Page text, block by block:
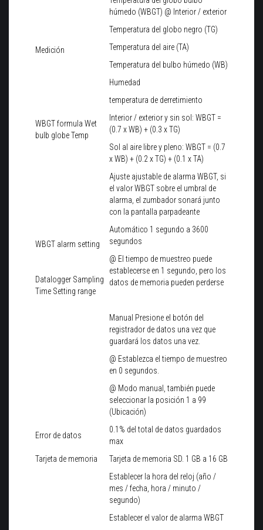
Medición
húmedo (WBGT) @ Interior / exterior
Temperatura del globo negro (TG)
Temperatura del aire (TA)
Temperatura del bulbo húmedo (WB)
Humedad
temperatura de derretimiento
WBGT formula Wet
bulb globe Temp
Interior / exterior y sin sol: WBGT =
(0.7 x WB) + (0.3 x TG)
Sol al aire libre y pleno: WBGT = (0.7
x WB) + (0.2 x TG) + (0.1 x TA)
WBGT alarm setting
Datalogger Sampling
Time Setting range
Ajuste ajustable de alarma WBGT, si
el valor WBGT sobre el umbral de
alarma, el zumbador sonará junto
con la pantalla parpadeante
Automático 1 segundo a 3600
segundos
@ El tiempo de muestreo puede
establecerse en 1 segundo, pero los
datos de memoria pueden perderse
Manual Presione el botón del
registrador de datos una vez que
guardará los datos una vez.
@ Establezca el tiempo de muestreo
en 0 segundos.
@ Modo manual, también puede
seleccionar la posición 1 a 99
(Ubicación)
Error de datos
0.1% del total de datos guardados
max
Tarjeta de memoria
Tarjeta de memoria SD. 1 GB a 16 GB
Establecer la hora del reloj (año /
mes / fecha, hora / minuto /
segundo)
Establecer el valor de alarma WBGT